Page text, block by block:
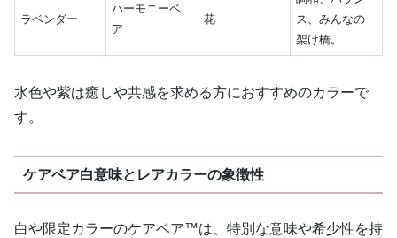
ラベンダー
ハーモニーベ
ア
花
ス、みんなの
架け橋。
水色や紫は癒しや共感を求める方におすすめのカラーで
す。
ケアベア白意味とレアカラーの象徴性
白や限定カラーのケアベア™は、特別な意味や希少性を持